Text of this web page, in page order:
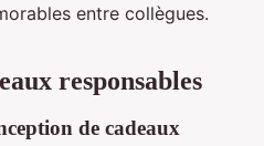
entre collègues.
responsables
de cadeaux